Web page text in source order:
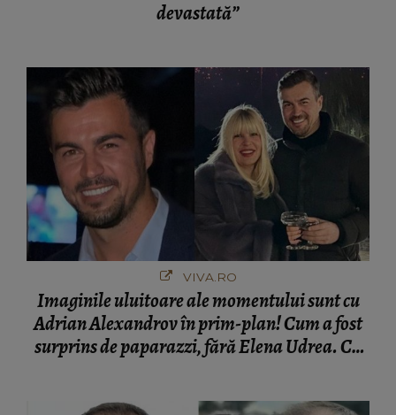
devastată”
VIVA.RO
Imaginile uluitoare ale momentului sunt cu
Adrian Alexandrov în prim-plan! Cum a fost
surprins de paparazzi, fără Elena Udrea. Cu